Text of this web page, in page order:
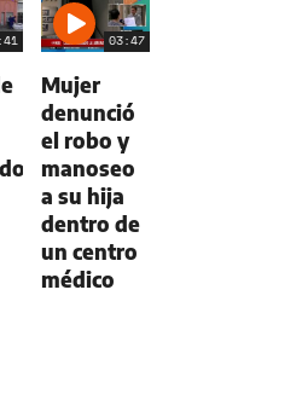
03:47
Mujer
denunció
el robo y
manoseo
a su hija
dentro de
un centro
médico